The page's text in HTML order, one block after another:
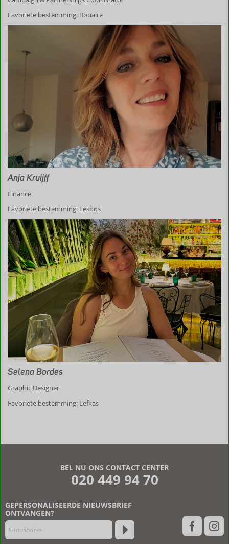
Favoriete bestemming: Bonaire
Anja Kruijff
Finance
Favoriete bestemming: Lesbos
Selena Bordes
Graphic Designer
Favoriete bestemming: Lefkas
BEL NU ONS CONTACT CENTER
020 449 94 70
GEPERSONALISEERDE NIEUWSBRIEF
ONTVANGEN?